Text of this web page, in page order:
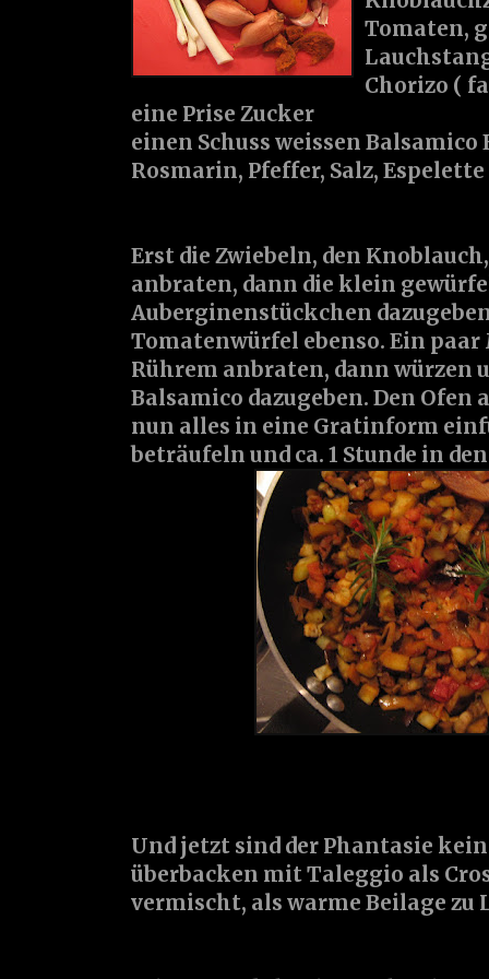
Tomaten,
Chorizo (
eine Prise Zucker
einen Schuss weissen Balsamico
Rosmarin, Pfeffer, Salz, Espelette
Erst die Zwiebeln, den
anbraten, dann die klein
Auberginenstückchen
Tomatenwürfel ebenso. Ein
Rührem anbraten, dann würzen
Balsamico dazugeben. Den Ofen
nun alles in eine Gratinform
beträufeln und ca. 1 Stunde in
Und jetzt sind der Phantasie
überbacken mit Taleggio als
vermischt, als warme Beilage zu